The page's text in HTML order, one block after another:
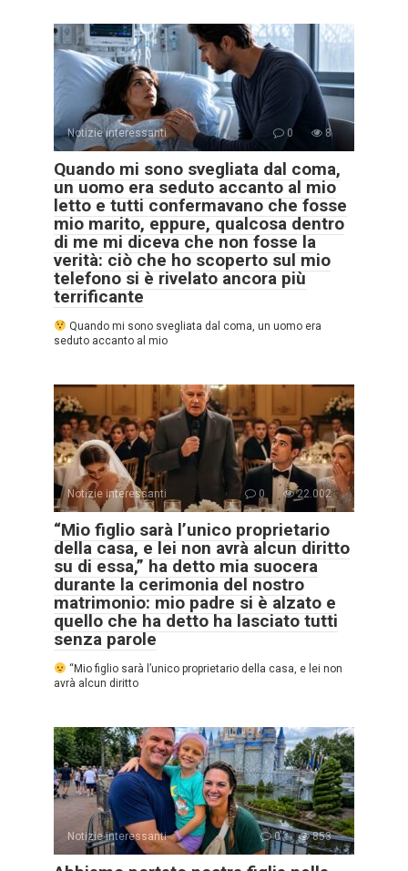
Notizie interessanti 0 8
Quando mi sono svegliata dal coma,
un uomo era seduto accanto al mio
letto e tutti confermavano che fosse
mio marito, eppure, qualcosa dentro
di me mi diceva che non fosse la
verità: ciò che ho scoperto sul mio
telefono si è rivelato ancora più
terrificante
Quando mi sono svegliata dal coma, un uomo era
seduto accanto al mio
Notizie interessanti 0 22.002
“Mio figlio sarà l’unico proprietario
della casa, e lei non avrà alcun diritto
su di essa,” ha detto mia suocera
durante la cerimonia del nostro
matrimonio: mio padre si è alzato e
quello che ha detto ha lasciato tutti
senza parole
“Mio figlio sarà l’unico proprietario della casa, e lei non
avrà alcun diritto
Notizie interessanti 0 853